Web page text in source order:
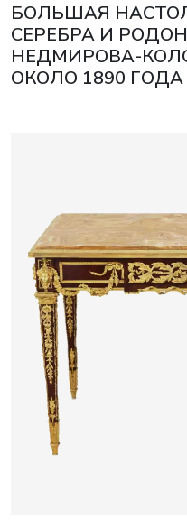
БОЛЬШАЯ
СЕРЕБРА И
НЕДМИРОВА-
ОКОЛО 1890 ГОДА